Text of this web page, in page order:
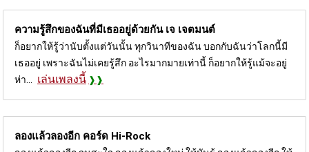
ความรู้สึกของฉันที่มีเธออยู่ด้วยกัน เจ เจตมนต์
ก็อยากให้รู้ว่านับตั้งแต่วันนั้น ทุกวินาทีของฉัน บอกกับฉันว่าโลกนี้มี
เธออยู่ เพราะฉันไม่เคยรู้สึก อะไรมากมายเท่านี้ ก็อยากให้รู้แม้จะอยู่
ห่า...
เล่นเพลงนี้
ลองแล้วลองอีก คอร์ด Hi-Rock